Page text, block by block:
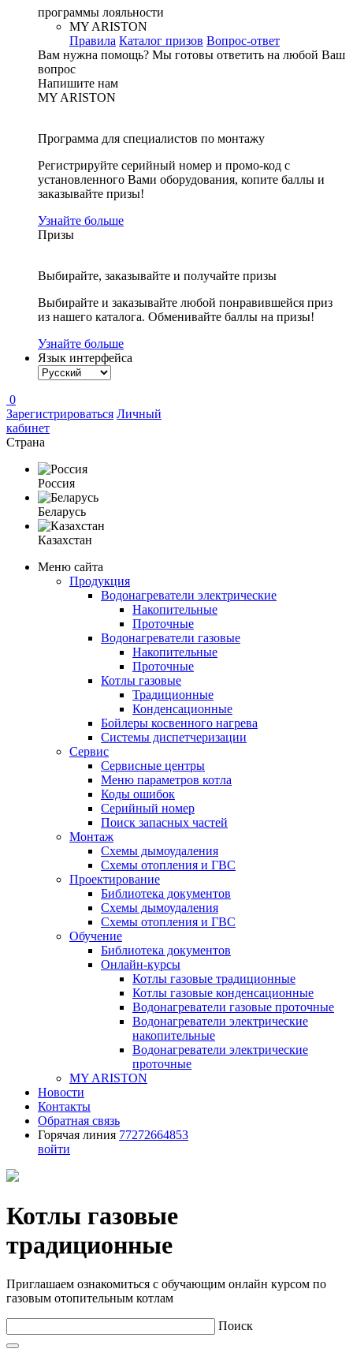
программы лояльности
MY ARISTON
Правила Каталог призов Вопрос-ответ
Вам нужна помощь? Мы готовы ответить на любой Ваш
вопрос
Напишите нам
MY ARISTON
Программа для специалистов по монтажу
Регистрируйте серийный номер и промо-код с
установленного Вами оборудования, копите баллы и
заказывайте призы!
Узнайте больше
Призы
Выбирайте, заказывайте и получайте призы
Выбирайте и заказывайте любой понравившейся приз
из нашего каталога. Обменивайте баллы на призы!
Узнайте больше
Язык интерфейса
0
Зарегистрироваться Личный
кабинет
Страна
Россия
Беларусь
Казахстан
Меню сайта
Продукция
Водонагреватели электрические
Накопительные
Проточные
Водонагреватели газовые
Накопительные
Проточные
Котлы газовые
Традиционные
Конденсационные
Бойлеры косвенного нагрева
Системы диспетчеризации
Сервис
Сервисные центры
Меню параметров котла
Коды ошибок
Серийный номер
Поиск запасных частей
Монтаж
Схемы дымоудаления
Схемы отопления и ГВС
Проектирование
Библиотека документов
Схемы дымоудаления
Схемы отопления и ГВС
Обучение
Библиотека документов
Онлайн-курсы
Котлы газовые традиционные
Котлы газовые конденсационные
Водонагреватели газовые проточные
Водонагреватели электрические
накопительные
Водонагреватели электрические
проточные
MY ARISTON
Новости
Контакты
Обратная связь
Горячая линия 77272664853
войти
Котлы газовые
традиционные
Приглашаем ознакомиться с обучающим онлайн курсом по
газовым отопительным котлам
Поиск